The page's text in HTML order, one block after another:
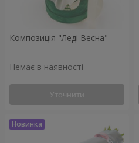
Композиція "Леді Весна"
Немає в наявності
Уточнити